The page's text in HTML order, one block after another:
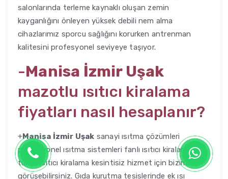
salonlarında terleme kaynaklı oluşan zemin
kayganlığını önleyen yüksek debili nem alma
cihazlarımız sporcu sağlığını korurken antrenman
kalitesini profesyonel seviyeye taşıyor.
-Manisa İzmir Uşak
mazotlu ısıtıcı kiralama
fiyatları nasıl hesaplanır?
+Manisa İzmir Uşak sanayi ısıtma çözümleri
profesyonel ısıtma sistemleri fanlı ısıtıcı kiralama
turbo ısıtıcı kiralama kesintisiz hizmet için bizimle
görüşebilirsiniz. Gıda kurutma tesislerinde ek ısı